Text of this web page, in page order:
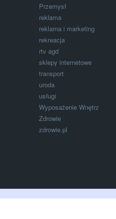
Przemysł
reklama
reklama i marketing
rekreacja
rtv agd
sklepy internetowe
transport
uroda
usługi
Wyposażenie Wnętrz
Zdrowie
zdrowie.pl